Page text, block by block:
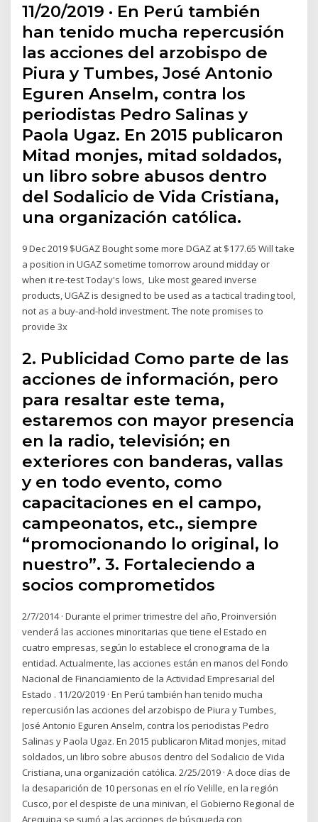
11/20/2019 · En Perú también
han tenido mucha repercusión
las acciones del arzobispo de
Piura y Tumbes, José Antonio
Eguren Anselm, contra los
periodistas Pedro Salinas y
Paola Ugaz. En 2015 publicaron
Mitad monjes, mitad soldados,
un libro sobre abusos dentro
del Sodalicio de Vida Cristiana,
una organización católica.
9 Dec 2019 $UGAZ Bought some more DGAZ at $177.65 Will take
a position in UGAZ sometime tomorrow around midday or
when it re-test Today's lows, Like most geared inverse
products, UGAZ is designed to be used as a tactical trading tool,
not as a buy-and-hold investment. The note promises to
provide 3x
2. Publicidad Como parte de las
acciones de información, pero
para resaltar este tema,
estaremos con mayor presencia
en la radio, televisión; en
exteriores con banderas, vallas
y en todo evento, como
capacitaciones en el campo,
campeonatos, etc., siempre
“promocionando lo original, lo
nuestro”. 3. Fortaleciendo a
socios comprometidos
2/7/2014 · Durante el primer trimestre del año, Proinversión
venderá las acciones minoritarias que tiene el Estado en
cuatro empresas, según lo establece el cronograma de la
entidad. Actualmente, las acciones están en manos del Fondo
Nacional de Financiamiento de la Actividad Empresarial del
Estado . 11/20/2019 · En Perú también han tenido mucha
repercusión las acciones del arzobispo de Piura y Tumbes,
José Antonio Eguren Anselm, contra los periodistas Pedro
Salinas y Paola Ugaz. En 2015 publicaron Mitad monjes, mitad
soldados, un libro sobre abusos dentro del Sodalicio de Vida
Cristiana, una organización católica. 2/25/2019 · A doce días de
la desaparición de 10 personas en el río Velille, en la región
Cusco, por el despiste de una minivan, el Gobierno Regional de